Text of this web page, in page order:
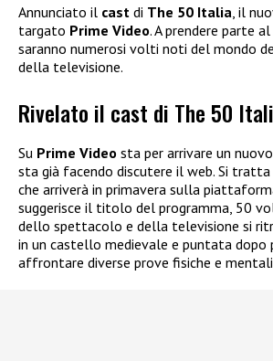
Annunciato il cast di The 50 Italia, il
targato Prime Video. A prendere parte
saranno numerosi volti noti del mondo
della televisione.
Rivelato il cast di The 50
Su Prime Video sta per arrivare un
sta già facendo discutere il web. Si tratta
che arriverà in primavera sulla
suggerisce il titolo del programma, 50
dello spettacolo e della televisione si
in un castello medievale e puntata dopo
affrontare diverse prove fisiche e